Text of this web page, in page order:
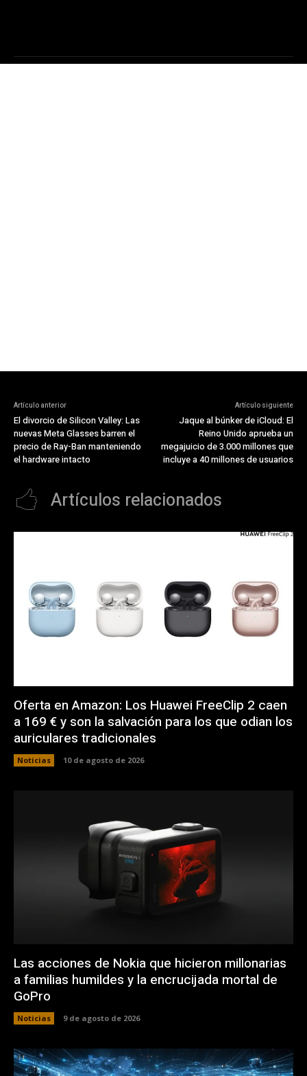
Artículo anterior
El divorcio de Silicon Valley: Las
nuevas Meta Glasses barren el
precio de Ray-Ban manteniendo
el hardware intacto
Artículo siguiente
Jaque al búnker de iCloud: El
Reino Unido aprueba un
megajuicio de 3.000 millones que
incluye a 40 millones de usuarios
Artículos relacionados
Oferta en Amazon: Los Huawei FreeClip 2 caen
a 169 € y son la salvación para los que odian los
auriculares tradicionales
Noticias 10 de agosto de 2026
Las acciones de Nokia que hicieron millonarias
a familias humildes y la encrucijada mortal de
GoPro
Noticias 9 de agosto de 2026